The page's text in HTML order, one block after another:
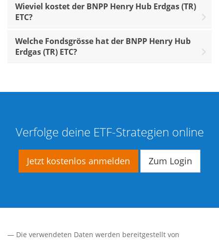
Wieviel kostet der BNPP Henry Hub Erdgas (TR)
ETC?
Welche Fondsgrösse hat der BNPP Henry Hub
Erdgas (TR) ETC?
Verfolge deine ETF-Strategien online
Jetzt kostenlos anmelden Zum Login
— Die verwendeten Daten werden bereitgestellt von